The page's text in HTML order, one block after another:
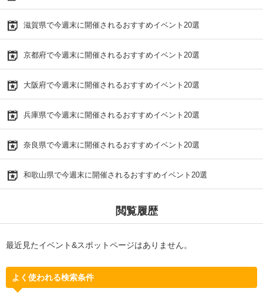
滋賀県で今週末に開催されるおすすめイベント20選
京都府で今週末に開催されるおすすめイベント20選
大阪府で今週末に開催されるおすすめイベント20選
兵庫県で今週末に開催されるおすすめイベント20選
奈良県で今週末に開催されるおすすめイベント20選
和歌山県で今週末に開催されるおすすめイベント20選
閲覧履歴
最近見たイベント&スポットページはありません。
よく使われる検索条件